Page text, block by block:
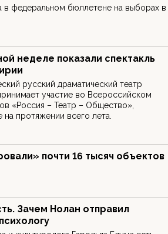
в федеральном бюллетене на выборах в
неделе показали спектакль
русский драматический театр
участие во Всероссийском
«Россия – Театр – Общество»,
протяжении всего лета.
почти 16 тысяч объектов
Зачем Нолан отправил